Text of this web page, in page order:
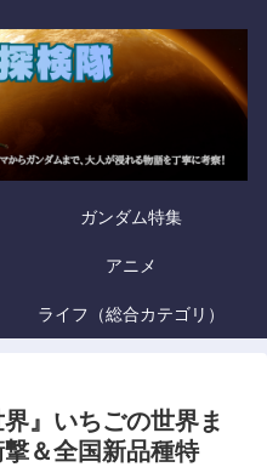
ガンダム特集
アニメ
ライフ（総合カテゴリ）
』いちごの世界ま
＆全国新品種特